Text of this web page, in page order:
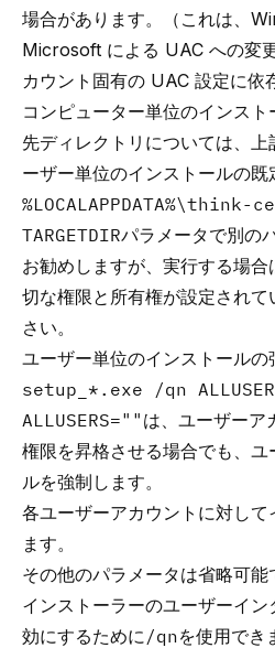
場合があります。（これは、
Microsoft による UAC への変
カウント固有の UAC 設定に依
コンピューター単位のインス
先ディレクトリについては、
ーザー単位のインストールの既
%LOCALAPPDATA%\think-
TARGETDIRパラメータで別の
お勧めしますが、実行する場
切な権限と所有権が設定され
さい。
ユーザー単位のインストールの
setup_*.exe /qn
ALLUSERS="" は、ユーザーア
権限を昇格させる場合でも、
ルを強制します。
各ユーザーアカウントに対し
ます。
その他のパラメータは省略可能
インストーラーのユーザーイ
効にするために/qnを使用でき